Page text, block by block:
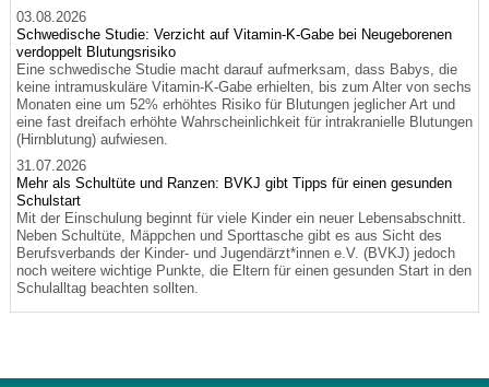
03.08.2026
Schwedische Studie: Verzicht auf Vitamin-K-Gabe bei Neugeborenen
verdoppelt Blutungsrisiko
Eine schwedische Studie macht darauf aufmerksam, dass Babys, die
keine intramuskuläre Vitamin-K-Gabe erhielten, bis zum Alter von sechs
Monaten eine um 52% erhöhtes Risiko für Blutungen jeglicher Art und
eine fast dreifach erhöhte Wahrscheinlichkeit für intrakranielle Blutungen
(Hirnblutung) aufwiesen.
31.07.2026
Mehr als Schultüte und Ranzen: BVKJ gibt Tipps für einen gesunden
Schulstart
Mit der Einschulung beginnt für viele Kinder ein neuer Lebensabschnitt.
Neben Schultüte, Mäppchen und Sporttasche gibt es aus Sicht des
Berufsverbands der Kinder- und Jugendärzt*innen e.V. (BVKJ) jedoch
noch weitere wichtige Punkte, die Eltern für einen gesunden Start in den
Schulalltag beachten sollten.